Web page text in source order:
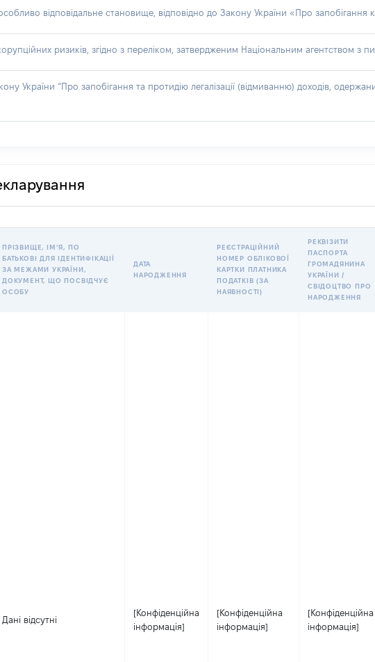
відповідальне становище, відповідно до Закону України «Про запобігання
ризиків, згідно з переліком, затвердженим Національним агентством з
України “Про запобігання та протидію легалізації (відмиванню) доходів,
ПРІЗВИЩЕ, ІМʼЯ, ПО
БАТЬКОВІ ДЛЯ ІДЕНТИФІКАЦІЇ
ЗА МЕЖАМИ УКРАЇНИ,
ДОКУМЕНТ, ЩО ПОСВІДЧУЄ
ОСОБУ
ДАТА
НАРОДЖЕННЯ
РЕЄСТРАЦІЙНИЙ
НОМЕР ОБЛІКОВОЇ
КАРТКИ ПЛАТНИКА
ПОДАТКІВ (ЗА
НАЯВНОСТІ)
РЕКВІЗИТИ
ПАСПОРТА
ГРОМАДЯНИНА
УКРАЇНИ /
СВІДОЦТВО ПРО
НАРОДЖЕННЯ
Дані відсутні
[Конфіденційна
інформація]
[Конфіденційна
інформація]
[Конфіденційна
інформація]